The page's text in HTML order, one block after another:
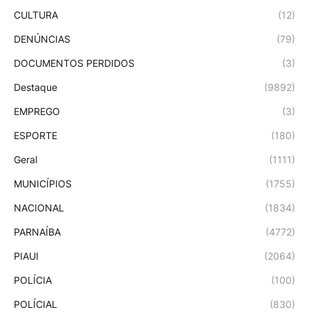
CULTURA (12)
DENÚNCIAS (79)
DOCUMENTOS PERDIDOS (3)
Destaque (9892)
EMPREGO (3)
ESPORTE (180)
Geral (1111)
MUNICÍPIOS (1755)
NACIONAL (1834)
PARNAÍBA (4772)
PIAUI (2064)
POLÍCIA (100)
POLÍCIAL (830)